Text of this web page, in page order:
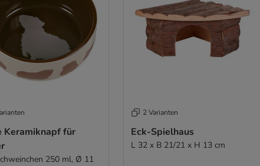
Keramiknapf für
250 ml, Ø 11
2 Varianten
Eck-Spielhaus
L 32 x B 21/21 x H 13 cm